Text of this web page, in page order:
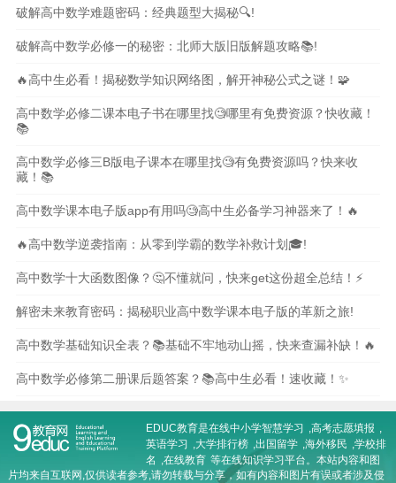
破解高中数学难题密码：经典题型大揭秘🔍!
破解高中数学必修一的秘密：北师大版旧版解题攻略📚!
🔥高中生必看！揭秘数学知识网络图，解开神秘公式之谜！🧩
高中数学必修二课本电子书在哪里找🧐哪里有免费资源？快收藏！
📚
高中数学必修三B版电子课本在哪里找🧐有免费资源吗？快来收
藏！📚
高中数学课本电子版app有用吗🧐高中生必备学习神器来了！🔥
🔥高中数学逆袭指南：从零到学霸的数学补救计划🎓!
高中数学十大函数图像？🤔不懂就问，快来get这份超全总结！⚡️
解密未来教育密码：揭秘职业高中数学课本电子版的革新之旅!
高中数学基础知识全表？📚基础不牢地动山摇，快来查漏补缺！🔥
高中数学必修第二册课后题答案？📚高中生必看！速收藏！✨
EDUC教育是在线中小学智慧学习 ,高考志愿填报 ,
英语学习
,大学排行榜 ,出国留学 ,海外移民 ,学校排
名 ,在线教育 等在线知识学习平台。本站内容和图
片均来自互联网,仅供读者参考,请勿转载与分享，如有内容和图片有误或者涉及侵